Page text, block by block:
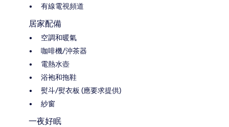
有線電視頻道
居家配備
空調和暖氣
咖啡機/沖茶器
電熱水壺
浴袍和拖鞋
熨斗/熨衣板 (應要求提供)
紗窗
一夜好眠